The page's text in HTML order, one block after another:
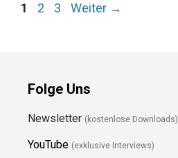
Seite
1 Seite
2 Seite
3 Weiter →
Folge Uns
Newsletter (kostenlose Downloads)
YouTube (exklusive Interviews)